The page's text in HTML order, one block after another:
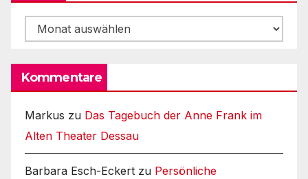
Archiv
Kommentare
Markus zu Das Tagebuch der Anne Frank im
Alten Theater Dessau
Barbara Esch-Eckert zu Persönliche